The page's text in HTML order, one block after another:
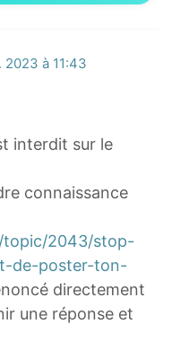
2023 à 11:43
interdit sur le
connaissance
2043/stop-
de-poster-ton-
directement
une réponse et